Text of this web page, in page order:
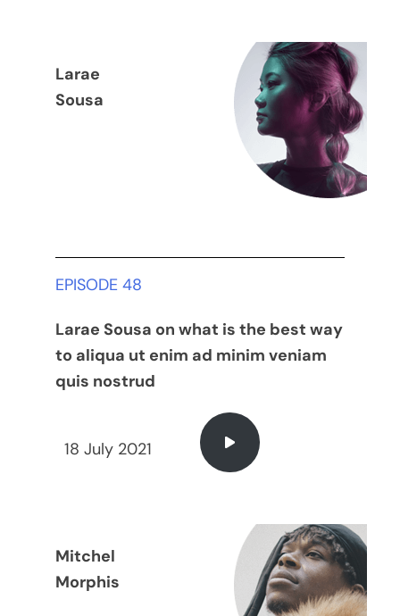
Larae
Sousa
EPISODE 48
Larae Sousa on what is the best way
to aliqua ut enim ad minim veniam
quis nostrud​
18 July 2021
Mitchel
Morphis